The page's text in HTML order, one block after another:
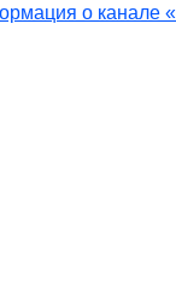
о канале